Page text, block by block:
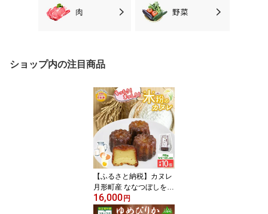
ショップ内の注目商品
【ふるさと納税】カヌレ
月形町産 ななつぼしを使
った 米粉のカヌレ 10個
米粉 洋菓子 菓子 冷凍 小
16,000 円